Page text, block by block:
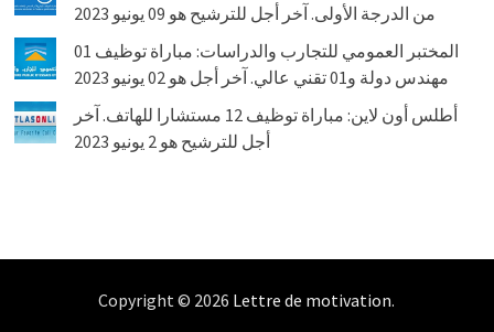
من الدرجة الأولى. آخر أجل للترشيح هو 09 يونيو 2023
المختبر العمومي للتجارب والدراسات: مباراة توظيف 01
مهندس دولة و01 تقني عالي. آخر أجل هو 02 يونيو 2023
أطلس أون لاين: مباراة توظيف 12 مستشارا للهاتف. آخر
أجل للترشيح هو 2 يونيو 2023
Copyright © 2026 Lettre de motivation.